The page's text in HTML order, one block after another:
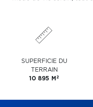
SUPERFICIE DU
TERRAIN
10 895 M 2